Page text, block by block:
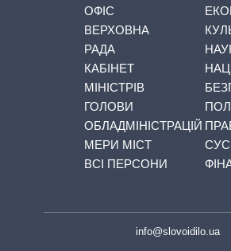
ОФІС
ВЕРХОВНА
РАДА
КАБІНЕТ
МІНІСТРІВ
ГОЛОВИ
ОБЛАДМІНІСТРАЦІЙ
МЕРИ МІСТ
ВСІ ПЕРСОНИ
info@slovoidilo.ua